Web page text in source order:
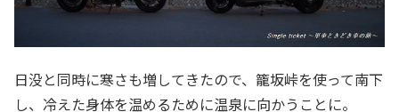
日没と同時に寒さも増してきたので、籠坂峠を使って南下
し、冷えた身体を温めるために温泉に向かうことに。